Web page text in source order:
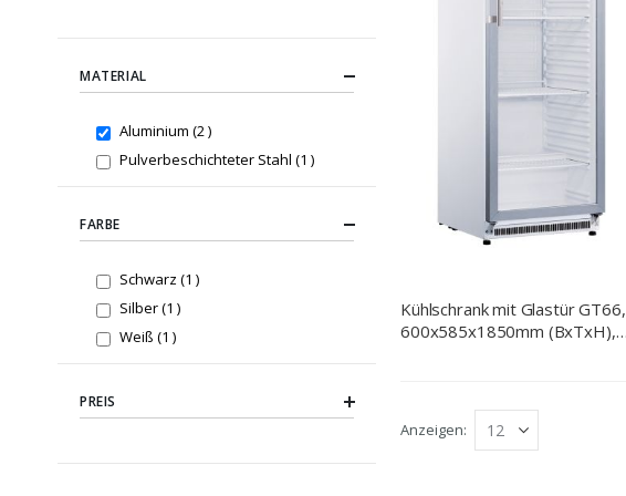
Kühlschrank mit Glastür GT66,
600x585x1850mm (BxTxH),
Anzeigen
MATERIAL
Aluminium 2items
Pulverbeschichteter Stahl 1 item
FARBE
Schwarz 1 item
Silber 1 item
Weiß 1 item
PREIS